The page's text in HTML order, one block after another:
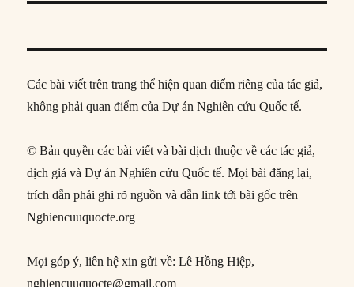
Các bài viết trên trang thể hiện quan điểm riêng của tác giả,
không phải quan điểm của Dự án Nghiên cứu Quốc tế.
© Bản quyền các bài viết và bài dịch thuộc về các tác giả,
dịch giả và Dự án Nghiên cứu Quốc tế. Mọi bài đăng lại,
trích dẫn phải ghi rõ nguồn và dẫn link tới bài gốc trên
Nghiencuuquocte.org
Mọi góp ý, liên hệ xin gửi về: Lê Hồng Hiệp,
nghiencuuquocte@gmail.com